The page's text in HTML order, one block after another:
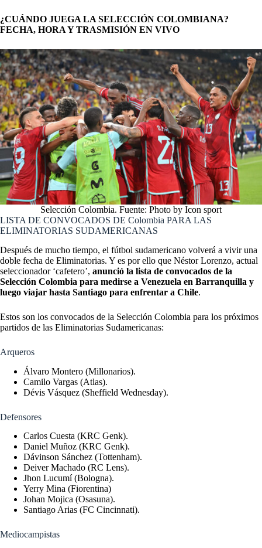
¿CUÁNDO JUEGA LA SELECCIÓN COLOMBIANA?
FECHA, HORA Y TRASMISIÓN EN VIVO
Selección Colombia. Fuente: Photo by Icon sport
LISTA DE CONVOCADOS DE Colombia PARA LAS
ELIMINATORIAS SUDAMERICANAS
Después de mucho tiempo, el fútbol sudamericano volverá a vivir una
doble fecha de Eliminatorias. Y es por ello que Néstor Lorenzo, actual
seleccionador ‘cafetero’, anunció la lista de convocados de la
Selección Colombia para medirse a Venezuela en Barranquilla y
luego viajar hasta Santiago para enfrentar a Chile.
Estos son los convocados de la Selección Colombia para los próximos
partidos de las Eliminatorias Sudamericanas:
Arqueros
Álvaro Montero (Millonarios).
Camilo Vargas (Atlas).
Dévis Vásquez (Sheffield Wednesday).
Defensores
Carlos Cuesta (KRC Genk).
Daniel Muñoz (KRC Genk).
Dávinson Sánchez (Tottenham).
Deiver Machado (RC Lens).
Jhon Lucumí (Bologna).
Yerry Mina (Fiorentina)
Johan Mojica (Osasuna).
Santiago Arias (FC Cincinnati).
Mediocampistas